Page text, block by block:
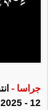
جراسا -
12 - 2025: